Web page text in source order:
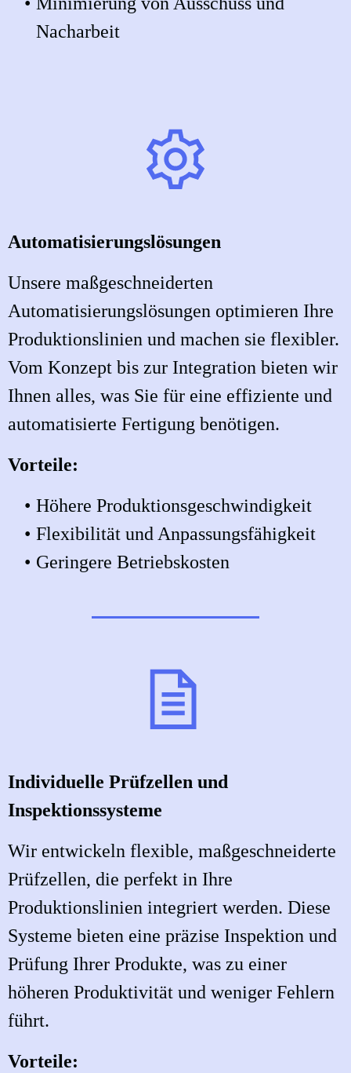
Nacharbeit
Automatisierungslösungen
Unsere maßgeschneiderten
Automatisierungslösungen optimieren Ihre
Produktionslinien und machen sie flexibler.
Vom Konzept bis zur Integration bieten wir
Ihnen alles, was Sie für eine effiziente und
automatisierte Fertigung benötigen.
Vorteile:
Höhere Produktionsgeschwindigkeit
Flexibilität und Anpassungsfähigkeit
Geringere Betriebskosten
Individuelle Prüfzellen und
Inspektionssysteme
Wir entwickeln flexible, maßgeschneiderte
Prüfzellen, die perfekt in Ihre
Produktionslinien integriert werden. Diese
Systeme bieten eine präzise Inspektion und
Prüfung Ihrer Produkte, was zu einer
höheren Produktivität und weniger Fehlern
führt.
Vorteile: